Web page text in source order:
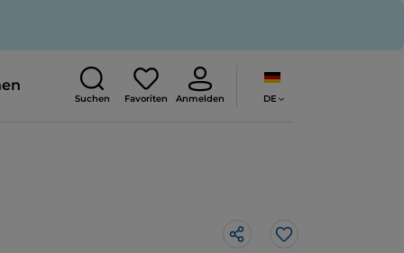
Suchen Favoriten Anmelden DE
Like